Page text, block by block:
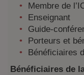
Membre de
Enseignant
Guide-
Porteurs et
Bénéficiaires
Bénéficiaires de